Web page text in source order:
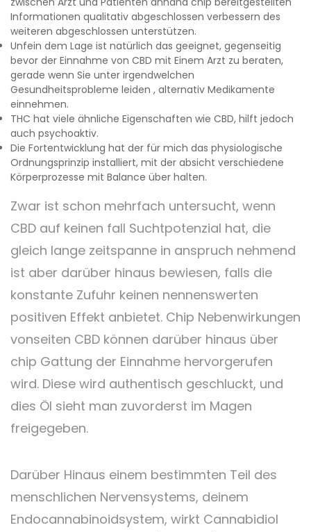
Informationen qualitativ abgeschlossen verbessern des
weiteren abgeschlossen unterstützen.
Unfein dem Lage ist natürlich das geeignet, gegenseitig
bevor der Einnahme von CBD mit Einem Arzt zu beraten,
gerade wenn Sie unter irgendwelchen
Gesundheitsprobleme leiden , alternativ Medikamente
einnehmen.
THC hat viele ähnliche Eigenschaften wie CBD, hilft jedoch
auch psychoaktiv.
Die Fortentwicklung hat der für mich das physiologische
Ordnungsprinzip installiert, mit der absicht verschiedene
Körperprozesse mit Balance über halten.
Zwar ist schon mehrfach untersucht, wenn
CBD auf keinen fall Suchtpotenzial hat, die
gleich lange zeitspanne in anspruch nehmend
ist aber darüber hinaus bewiesen, falls die
konstante Zufuhr keinen nennenswerten
positiven Effekt anbietet. Chip Nebenwirkungen
vonseiten CBD können darüber hinaus über
chip Gattung der Einnahme hervorgerufen
wird. Diese wird authentisch geschluckt, und
dies Öl sieht man zuvorderst im Magen
freigegeben.
Darüber Hinaus einem bestimmten Teil des
menschlichen Nervensystems, deinem
Endocannabinoidsystem, wirkt Cannabidiol